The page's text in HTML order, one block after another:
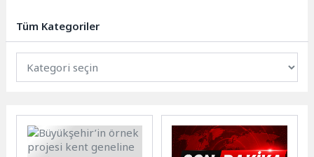
Tüm Kategoriler